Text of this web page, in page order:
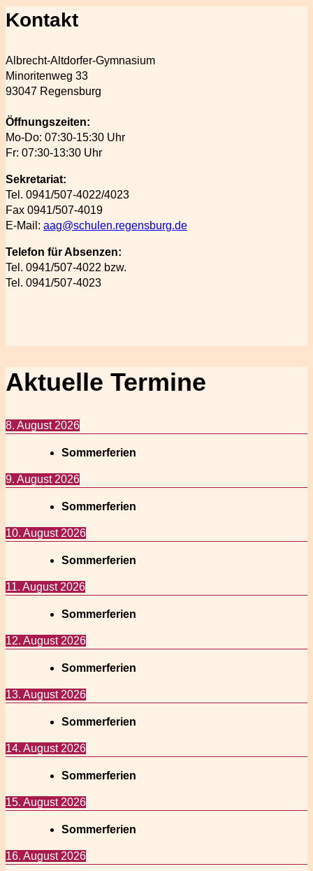
Kontakt
Albrecht-Altdorfer-Gymnasium
Minoritenweg 33
93047 Regensburg
Öffnungszeiten:
Mo-Do: 07:30-15:30 Uhr
Fr: 07:30-13:30 Uhr
Sekretariat:
Tel. 0941/507-4022/4023
Fax 0941/507-4019
E-Mail: aag@schulen.regensburg.de
Telefon für Absenzen:
Tel. 0941/507-4022 bzw.
Tel. 0941/507-4023
Aktuelle Termine
8. August 2026
Sommerferien
9. August 2026
Sommerferien
10. August 2026
Sommerferien
11. August 2026
Sommerferien
12. August 2026
Sommerferien
13. August 2026
Sommerferien
14. August 2026
Sommerferien
15. August 2026
Sommerferien
16. August 2026